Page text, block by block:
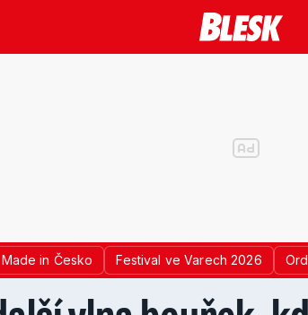
Made in Česko Festival ve Varech 2026